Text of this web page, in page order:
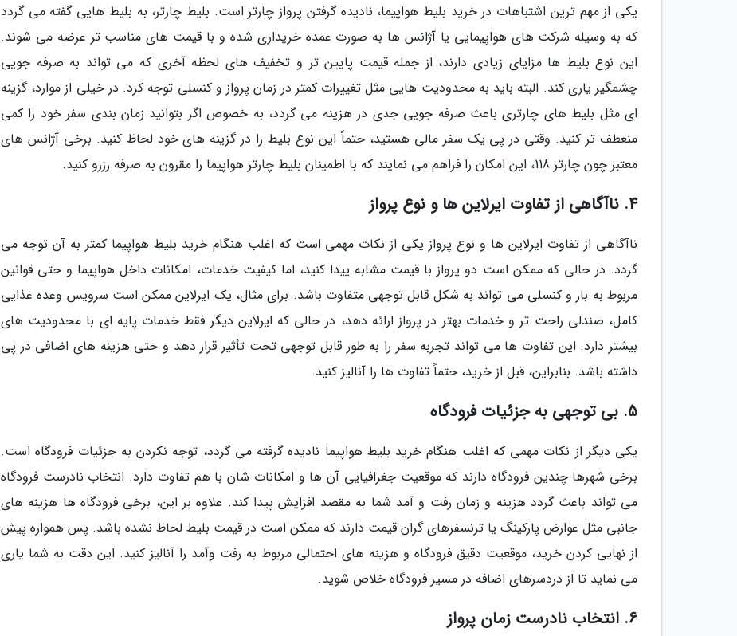
یکی از مهم ترین اشتباهات در خرید بلیط هواپیما، نادیده گرفتن پرواز چارتر است. بلیط چارتر، به بلیط هایی گفته می گردد
که به وسیله شرکت های هواپیمایی یا آژانس ها به صورت عمده خریداری شده و با قیمت های مناسب تر عرضه می شوند.
این نوع بلیط ها مزایای زیادی دارند، از جمله قیمت پایین تر و تخفیف های لحظه آخری که می تواند به صرفه جویی
چشمگیر یاری کند. البته باید به محدودیت هایی مثل تغییرات کمتر در زمان پرواز و کنسلی توجه کرد. در خیلی از موارد، گزینه
ای مثل بلیط های چارتری باعث صرفه جویی جدی در هزینه می گردد، به خصوص اگر بتوانید زمان بندی سفر خود را کمی
منعطف تر کنید. وقتی در پی یک سفر مالی هستید، حتماً این نوع بلیط را در گزینه های خود لحاظ کنید. برخی آژانس های
معتبر چون چارتر 118، این امکان را فراهم می نمایند که با اطمینان بلیط چارتر هواپیما را مقرون به صرفه رزرو کنید.
4. ناآگاهی از تفاوت ایرلاین ها و نوع پرواز
ناآگاهی از تفاوت ایرلاین ها و نوع پرواز یکی از نکات مهمی است که اغلب هنگام خرید بلیط هواپیما کمتر به آن توجه می
گردد. در حالی که ممکن است دو پرواز با قیمت مشابه پیدا کنید، اما کیفیت خدمات، امکانات داخل هواپیما و حتی قوانین
مربوط به بار و کنسلی می تواند به شکل قابل توجهی متفاوت باشد. برای مثال، یک ایرلاین ممکن است سرویس وعده غذایی
کامل، صندلی راحت تر و خدمات بهتر در پرواز ارائه دهد، در حالی که ایرلاین دیگر فقط خدمات پایه ای با محدودیت های
بیشتر دارد. این تفاوت ها می تواند تجربه سفر را به طور قابل توجهی تحت تأثیر قرار دهد و حتی هزینه های اضافی در پی
داشته باشد. بنابراین، قبل از خرید، حتماً تفاوت ها را آنالیز کنید.
5. بی توجهی به جزئیات فرودگاه
یکی دیگر از نکات مهمی که اغلب هنگام خرید بلیط هواپیما نادیده گرفته می گردد، توجه نکردن به جزئیات فرودگاه است.
برخی شهرها چندین فرودگاه دارند که موقعیت جغرافیایی آن ها و امکانات شان با هم تفاوت دارد. انتخاب نادرست فرودگاه
می تواند باعث گردد هزینه و زمان رفت و آمد شما به مقصد افزایش پیدا کند. علاوه بر این، برخی فرودگاه ها هزینه های
جانبی مثل عوارض پارکینگ یا ترنسفرهای گران قیمت دارند که ممکن است در قیمت بلیط لحاظ نشده باشد. پس همواره پیش
از نهایی کردن خرید، موقعیت دقیق فرودگاه و هزینه های احتمالی مربوط به رفت وآمد را آنالیز کنید. این دقت به شما یاری
می نماید تا از دردسرهای اضافه در مسیر فرودگاه خلاص شوید.
6. انتخاب نادرست زمان پرواز